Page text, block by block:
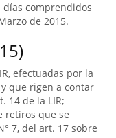
días comprendidos
de 2015.
efectuadas por la
que rigen a contar
14 de la LIR;
retiros que se
7, del art. 17 sobre